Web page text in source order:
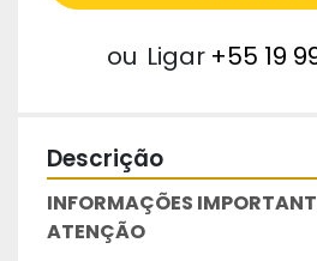
ou Ligar +55 19
Descrição
INFORMAÇÕES
ATENÇÃO